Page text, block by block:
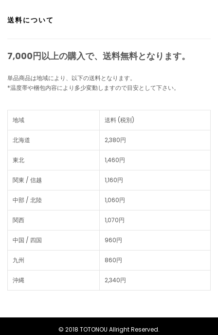
送料について
7,000円以上の購入で、 送料無料となります。
単品商品は地域により、以下の送料となります。
*温度帯や梱包内容により多少変動しますので目安として下さい。
地域 送料 (税別)
北海道 2,380円
東北 1,460円
関東 / 信越 1,160円
中部 / 北陸 1,060円
関西 1,070円
中国 / 四国 960円
九州 860円
沖縄 2,340円
© 2018 TOTONOU Allright Reserved.